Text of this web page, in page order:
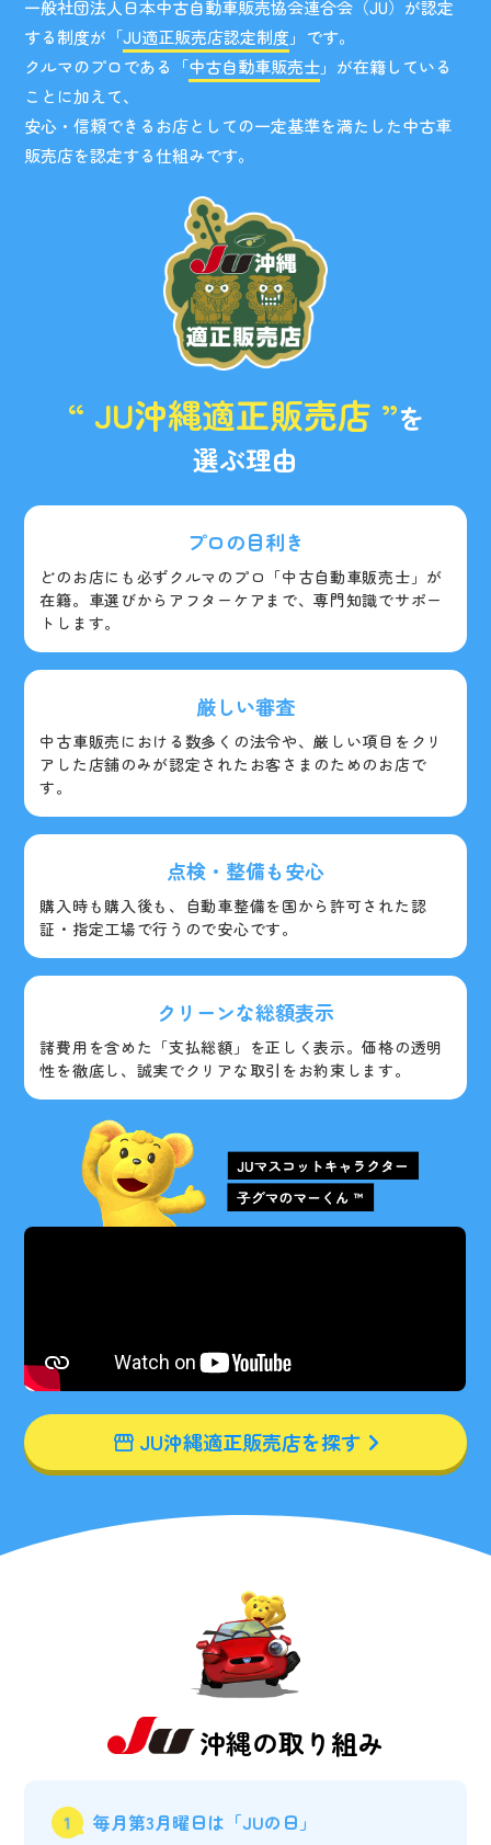
一般社団法人日本中古自動車販売協会連合会（JU）が認定
する制度が「JU適正販売店認定制度 」です。
クルマのプロである「中古自動車販売士」が在籍している
ことに加えて、
安心・信頼できるお店としての一定基準を満たした中古車
販売店を認定する仕組みです。
“ JU沖縄適正販売店 ”を
選ぶ理由
プロの目利き
どのお店にも必ずクルマのプロ「中古自動車販売士」が
在籍。車選びからアフターケアまで、専門知識でサポー
トします。
厳しい審査
中古車販売における数多くの法令や、厳しい項目をクリ
アした店舗のみが認定されたお客さまのためのお店で
す。
点検・整備も安心
購入時も購入後も、自動車整備を国から許可された認
証・指定工場で行うので安心です。
クリーンな総額表示
諸費用を含めた「支払総額」を正しく表示。価格の透明
性を徹底し、誠実でクリアな取引をお約束します。
JU沖縄適正販売店を探す
沖縄の取り組み
毎月第3月曜日は「JUの日」